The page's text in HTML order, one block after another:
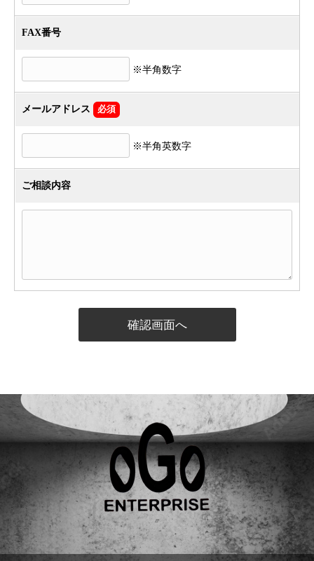
FAX番号
※半角数字
メールアドレス 必須
※半角英数字
ご相談内容